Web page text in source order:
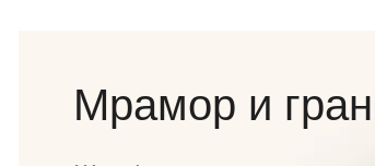
Мрамор и